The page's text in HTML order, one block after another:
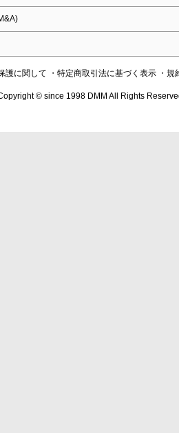
護に関して ・特定商取引法に基づく表示 ・規
© since 1998 DMM All Rights